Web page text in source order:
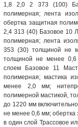
1,8 2,0 2 373 (100)
полимерная; лента
обертка защитная
2,4 313 (40) Базовое 10
полимерная; лента
353 (30) толщиной не
толщиной не менее 0,6
слоем Базовое 11
полимерная; мастика
менее 2,0 мм;
полимерной мастикой,
до 1220 мм
не менее 0,6 мм;
в один слой Трассовое